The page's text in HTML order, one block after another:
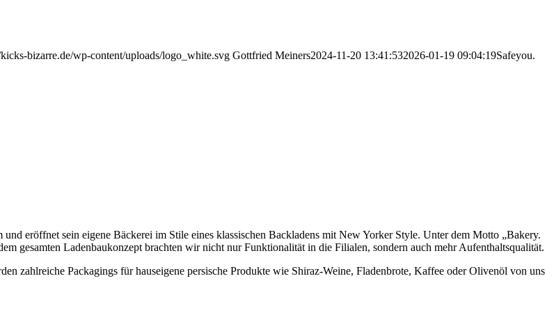
bizarre.de/wp-content/uploads/logo_white.svg Gottfried Meiners2024-11-20 13:41:532026-01-19 09:04:19Safeyou.
eröffnet sein eigene Bäckerei im Stile eines klassischen Backladens mit New Yorker Style. Unter dem Motto „Bakery.
gesamten Ladenbaukonzept brachten wir nicht nur Funktionalität in die Filialen, sondern auch mehr Aufenthaltsqualität.
zahlreiche Packagings für hauseigene persische Produkte wie Shiraz-Weine, Fladenbrote, Kaffee oder Olivenöl von uns